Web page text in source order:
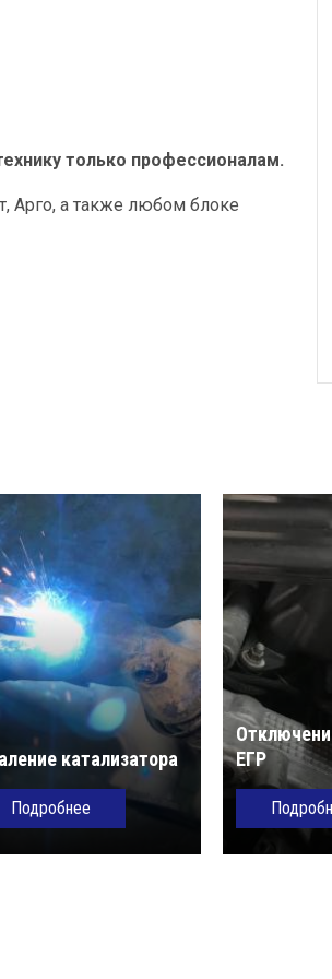
только профессионалам.
Арго, а также любом блоке
катализатора
Подробнее
ЕГР